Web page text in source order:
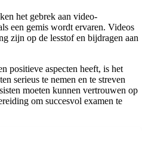
het gebrek aan video-
een gemis wordt ervaren. Videos
zijn op de lesstof en bijdragen aan
positieve aspecten heeft, is het
serieus te nemen en te streven
moeten kunnen vertrouwen op
om succesvol examen te